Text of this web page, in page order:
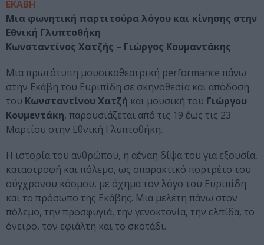
ΕΚΑΒΗ
Μια φωνητική παρτιτούρα λόγου και κίνησης στην
Εθνική Γλυπτοθήκη
Κωνσταντίνος Χατζής – Γιώργος Κουμαντάκης
Μια πρωτότυπη μουσικοθεατρική performance πάνω
στην Εκάβη του Ευριπίδη σε σκηνοθεσία και απόδοση
του Κωνσταντίνου Χατζή και μουσική του Γιώργου
Κουμεντάκη, παρουσιάζεται από τις 19 έως τις 23
Μαρτίου στην Εθνική Γλυπτοθήκη.
Η ιστορία του ανθρώπου, η αέναη δίψα του για εξουσία,
καταστροφή και πόλεμο, ως σπαρακτικό πορτρέτο του
σύγχρονου κόσμου, με όχημα τον λόγο του Ευριπίδη
και το πρόσωπο της Εκάβης. Μια μελέτη πάνω στον
πόλεμο, την προσφυγιά, την γενοκτονία, την ελπίδα, το
όνειρο, τον εφιάλτη και το σκοτάδι.